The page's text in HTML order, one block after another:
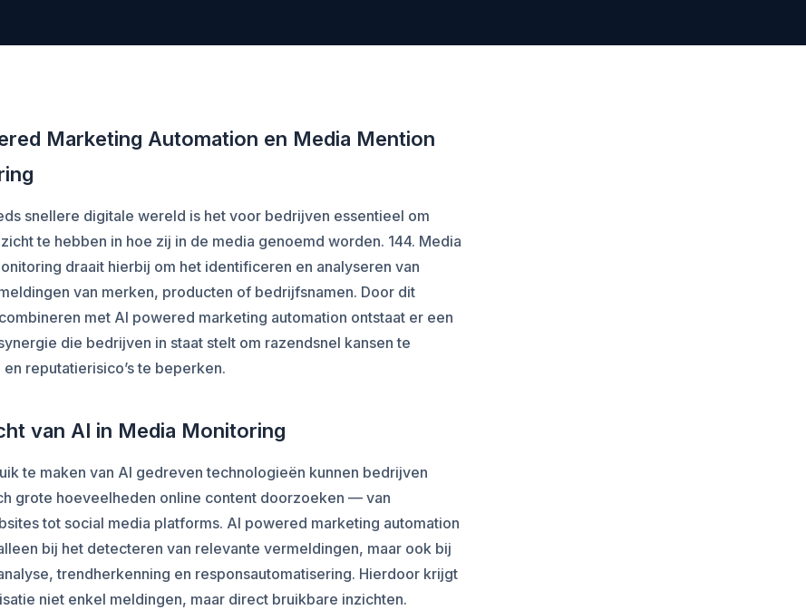
Marketing Automation en Media Mention
snellere digitale wereld is het voor bedrijven essentieel om
te hebben in hoe zij in de media genoemd worden. 144. Media
draait hierbij om het identificeren en analyseren van
van merken, producten of bedrijfsnamen. Door dit
met AI powered marketing automation ontstaat er een
die bedrijven in staat stelt om razendsnel kansen te
reputatierisico’s te beperken.
van AI in Media Monitoring
te maken van AI gedreven technologieën kunnen bedrijven
grote hoeveelheden online content doorzoeken — van
tot social media platforms. AI powered marketing automation
bij het detecteren van relevante vermeldingen, maar ook bij
trendherkenning en responsautomatisering. Hierdoor krijgt
niet enkel meldingen, maar direct bruikbare inzichten.